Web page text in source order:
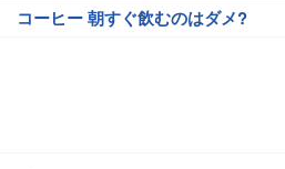
コーヒー 朝すぐ飲むのはダメ?